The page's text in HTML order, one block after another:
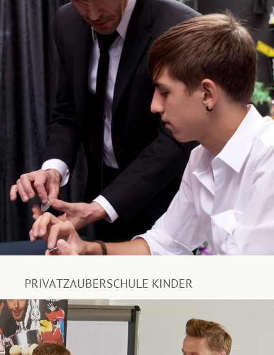
PRIVATZAUBERSCHULE KINDER